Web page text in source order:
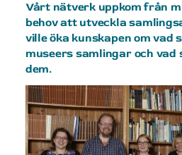
Vårt nätverk uppkom från
behov att utveckla
ville öka kunskapen om vad
museers samlingar och vad
dem.